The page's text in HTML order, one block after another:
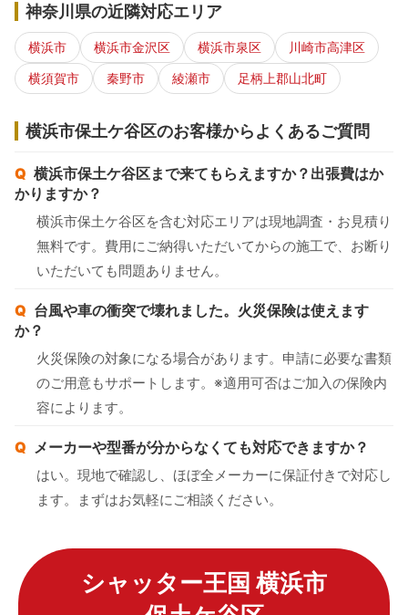
神奈川県の近隣対応エリア
横浜市 横浜市金沢区 横浜市泉区
川崎市高津区
横須賀市
秦野市 綾瀬市 足柄上郡山北町
横浜市保土ケ谷区のお客様からよくあるご質問
横浜市保土ケ谷区まで来てもらえますか？出張費はか
かりますか？
横浜市保土ケ谷区を含む対応エリアは現地調査・お見積り
無料です。費用にご納得いただいてからの施工で、お断り
いただいても問題ありません。
台風や車の衝突で壊れました。火災保険は使えます
か？
火災保険の対象になる場合があります。申請に必要な書類
のご用意もサポートします。※適用可否はご加入の保険内
容によります。
メーカーや型番が分からなくても対応できますか？
はい。現地で確認し、ほぼ全メーカーに保証付きで対応し
ます。まずはお気軽にご相談ください。
シャッター王国 横浜市